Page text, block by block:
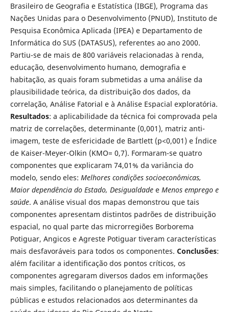
Brasileiro de Geografia e Estatística (IBGE), Programa das
Nações Unidas para o Desenvolvimento (PNUD), Instituto de
Pesquisa Econômica Aplicada (IPEA) e Departamento de
Informática do SUS (DATASUS), referentes ao ano 2000.
Partiu-se de mais de 800 variáveis relacionadas à renda,
educação, desenvolvimento humano, demografia e
habitação, as quais foram submetidas a uma análise da
plausibilidade teórica, da distribuição dos dados, da
correlação, Análise Fatorial e à Análise Espacial exploratória.
Resultados: a aplicabilidade da técnica foi comprovada pela
matriz de correlações, determinante (0,001), matriz anti-
imagem, teste de esfericidade de Bartlett (p<0,001) e Índice
de Kaiser-Meyer-Olkin (KMO= 0,7). Formaram-se quatro
componentes que explicaram 74,01% da variância do
modelo, sendo eles: Melhores condições socioeconômicas,
Maior dependência do Estado, Desigualdadee Menos emprego e
saúde. A análise visual dos mapas demonstrou que tais
componentes apresentam distintos padrões de distribuição
espacial, no qual parte das microrregiões Borborema
Potiguar, Angicos e Agreste Potiguar tiveram características
mais desfavoráveis para todos os componentes. Conclusões:
além facilitar a identificação dos pontos críticos, os
componentes agregaram diversos dados em informações
mais simples, facilitando o planejamento de políticas
públicas e estudos relacionados aos determinantes da